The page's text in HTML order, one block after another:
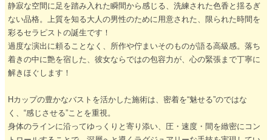
静寂な空間に足を踏み入れた瞬間から感じる、洗練された色香と揺るぎ
ない品格。上質を知る大人の男性のために用意された、限られた時間を
彩るセラピストの誕生です！
過度な演出に頼ることなく、所作や佇まいそのものが語る高級感。落ち
着きの中に艶を宿した、彼女ならではの包容力が、心の緊張まで丁寧に
解きほぐします！
Hカップの豊かなバストを活かした施術は、密着を“魅せる”のではな
く、“感じさせる”ことを重視。
身体のラインに沿ってゆっくりと寄り添い、圧・速度・間を緻密にコン